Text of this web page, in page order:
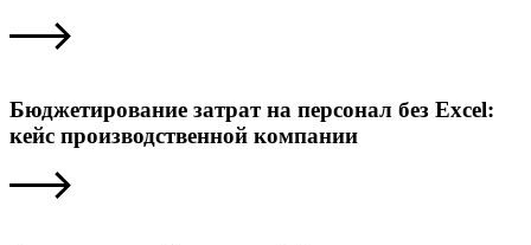
Бюджетирование затрат на персонал без Excel:
кейс производственной компании